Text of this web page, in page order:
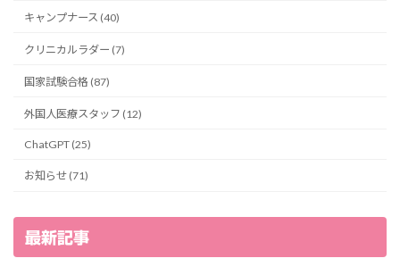
キャンプナース (40)
クリニカルラダー (7)
国家試験合格 (87)
外国人医療スタッフ (12)
ChatGPT (25)
お知らせ (71)
最新記事